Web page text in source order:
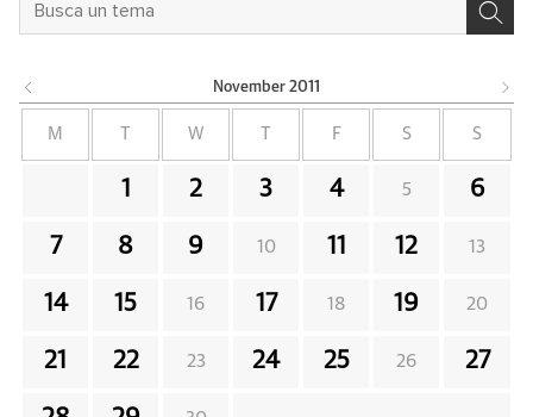
November 2011
M W F S S
1 2 3 4 5 6
7 8 9 10 11 12 13
14 15 16 17 18 19 20
21 22 23 24 25 26 27